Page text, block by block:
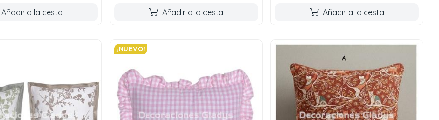
Añadir a la cesta Añadir a la cesta Añadir a la cesta
¡NUEVO!